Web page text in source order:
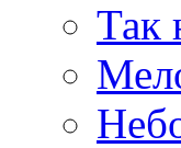
Так